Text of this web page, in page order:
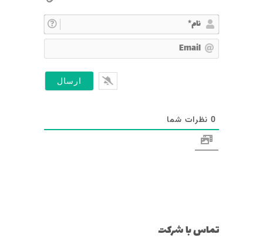
ا
مm
0 نظرات شما
تماس با شرکت